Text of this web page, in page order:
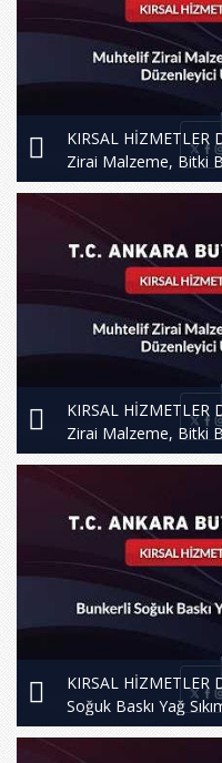
KIRSAL HİZMETLER
Zirai Malzeme, Bitki
Ürünleri Mal Alımı İşi
KIRSAL HİZMETLER
Zirai Malzeme, Bitki
Ürünleri Mal Alımı İşi
KIRSAL HİZMETLER
Soğuk Baskı Yağ